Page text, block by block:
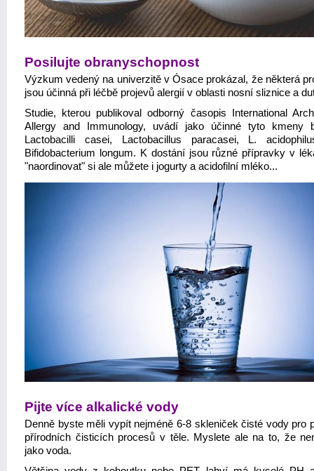
Posilujte obranyschopnost
Výzkum vedený na univerzitě v Ósace prokázal, že některá
jsou účinná při léčbě projevů alergií v oblasti nosní sliznice a
Studie, kterou publikoval odborný časopis International
Allergy and Immunology, uvádí jako účinné tyto kmeny
Lactobacilli casei, Lactobacillus paracasei, L.
Bifidobacterium longum. K dostání jsou různé přípravky v
"naordinovat" si ale můžete i jogurty a acidofilní mléko...
Pijte více alkalické vody
Denně byste měli vypít nejméně 6-8 skleniček čisté vody pro
přírodních čisticích procesů v těle. Myslete ale na to, že
jako voda.